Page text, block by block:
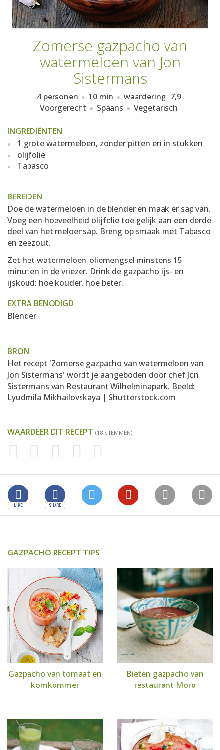
Zomerse gazpacho van
watermeloen van Jon
Sistermans
4 personen 10 min waardering 7,9
Voorgerecht
Spaans Vegetarisch
INGREDIËNTEN
1 grote watermeloen, zonder pitten en in stukken
olijfolie
Tabasco
BEREIDEN
Doe de watermeloen in de blender en maak er sap van.
Voeg een hoeveelheid olijfolie toe gelijk aan een derde
deel van het meloensap. Breng op smaak met Tabasco
en zeezout.
Zet het watermeloen-oliemengsel minstens 15
minuten in de vriezer. Drink de gazpacho ijs- en
ijskoud: hoe kouder, hoe beter.
EXTRA BENODIGD
Blender
BRON
Het recept 'Zomerse gazpacho van watermeloen van
Jon Sistermans' wordt je aangeboden door chef Jon
Sistermans van Restaurant Wilhelminapark. Beeld:
Lyudmila Mikhailovskaya | Shutterstock.com
WAARDEER DIT RECEPT (18 STEMMEN)
GAZPACHO RECEPT TIPS
Gazpacho van tomaat en
komkommer
Bieten gazpacho van
restaurant Moro